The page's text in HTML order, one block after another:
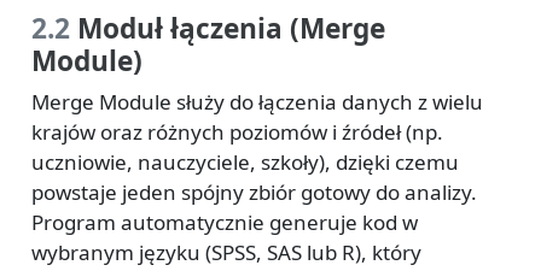
2.2Moduł łączenia (Merge
Module)
Merge Module służy do łączenia danych z wielu
krajów oraz różnych poziomów i źródeł (np.
uczniowie, nauczyciele, szkoły), dzięki czemu
powstaje jeden spójny zbiór gotowy do analizy.
Program automatycznie generuje kod w
wybranym języku (SPSS, SAS lub R), który